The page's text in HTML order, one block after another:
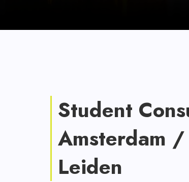
Student
Amsterdam
Leiden